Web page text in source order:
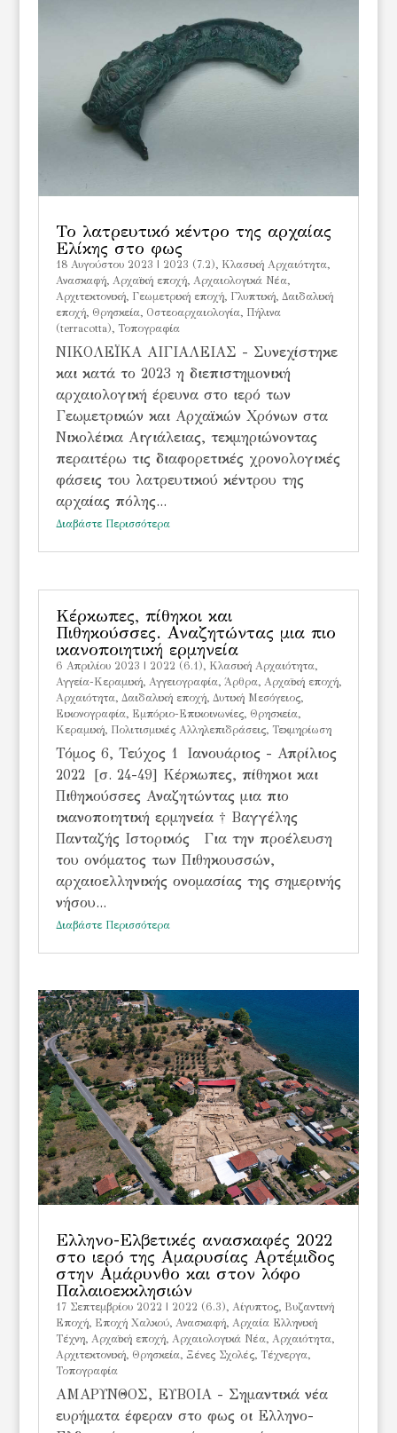
Το λατρευτικό κέντρο της αρχαίας
Ελίκης στο φως
18 Αυγούστου 2023 2023 (7.2), Kλασική Αρχαιότητα,
Ανασκαφή, Αρχαϊκή εποχή, Αρχαιολογικά Νέα,
Αρχιτεκτονική, Γεωμετρική εποχή, Γλυπτική, Δαιδαλική
εποχή, Θρησκεία, Οστεοαρχαιολογία, Πήλινα
(terracotta), Τοπογραφία
ΝΙΚΟΛΕΪΚΑ ΑΙΓΙΑΛΕΙΑΣ - Συνεχίστηκε
και κατά το 2023 η διεπιστημονική
αρχαιολογική έρευνα στο ιερό των
Γεωμετρικών και Αρχαϊκών Χρόνων στα
Νικολέικα Αιγιάλειας, τεκμηριώνοντας
περαιτέρω τις διαφορετικές χρονολογικές
φάσεις του λατρευτικού κέντρου της
αρχαίας πόλης...
Διαβάστε Περισσότερα
Κέρκωπες, πίθηκοι και
Πιθηκούσσες. Αναζητώντας μια πιο
ικανοποιητική ερμηνεία
6 Απριλίου 2023 | 2022 (6.1) Kλασική Αρχαιότητα,
Αγγεία-Κεραμική, Αγγειογραφία, Άρθρα, Αρχαϊκή εποχή,
Αρχαιότητα, Δαιδαλική εποχή, Δυτική Μεσόγειος,
Εικονογραφία, Εμπόριο-Επικοινωνίες, Θρησκεία,
Κεραμική, Πολιτισμικές Αλληλεπιδράσεις, Τεκμηρίωση
Τόμος 6, Τεύχος 1 Ιανουάριος - Απρίλιος
2022 [σ. 24-49] Κέρκωπες, πίθηκοι και
Πιθηκούσσες Αναζητώντας μια πιο
ικανοποιητική ερμηνεία † Βαγγέλης
Πανταζής Ιστορικός Για την προέλευση
του ονόματος των Πιθηκουσσών,
αρχαιοελληνικής ονομασίας της σημερινής
νήσου...
Διαβάστε Περισσότερα
Ελληνο-Ελβετικές ανασκαφές 2022
στο ιερό της Αμαρυσίας Αρτέμιδος
στην Αμάρυνθο και στον λόφο
Παλαιοεκκλησιών
17 Σεπτεμβρίου 2022 2022 (6.3), Aίγυπτος, Bυζαντινή
Εποχή, Eποχή Χαλκού, Ανασκαφή, Αρχαία Ελληνική
Τέχνη, Αρχαϊκή εποχή, Αρχαιολογικά Νέα, Αρχαιότητα,
Αρχιτεκτονική, Θρησκεία, Ξένες Σχολές, Τέχνεργα,
Τοπογραφία
ΑΜΑΡΥΝΘΟΣ, ΕΥΒΟΙΑ - Σημαντικά νέα
ευρήματα έφεραν στο φως οι Ελληνο-